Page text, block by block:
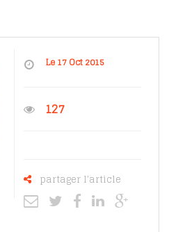
Le 17 Oct 2015
127
partager l'article